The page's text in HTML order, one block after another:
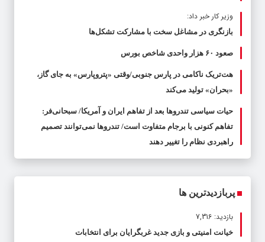
وزیر کار خبر داد:
بازنگری در مشاغل سخت با مشارکت تشکل‌ها
صعود ۶۰ هزار واحدی شاخص بورس
هت‌تریک ناکامی در پارس جنوبی/وقتی «پتروپارس» به جای گاز،
«بحران» تولید می‌کند
حیات سیاسی تندروها بعد از تفاهم ایران و آمریکا/ سبحانی‌فر:
تفاهم کنونی با برجام متفاوت است/ تندروها نمی‌توانند تصمیم
راهبردی نظام را تغییر دهند
پربازدیدترین ها
بازدید: 7,316
خیانت امنیتی و بازی جدید غربگرایان برای انتخابات